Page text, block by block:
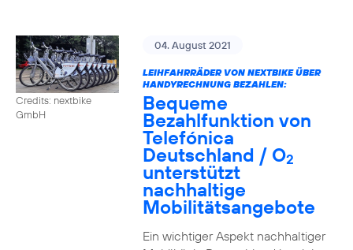
Credits: nextbike
GmbH
04. August 2021
LEIHFAHRRÄDER VON NEXTBIKE ÜBER
HANDYRECHNUNG BEZAHLEN:
Bequeme
Bezahlfunktion von
Telefónica
Deutschland / O2
unterstützt
nachhaltige
Mobilitätsangebote
Ein wichtiger Aspekt nachhaltiger